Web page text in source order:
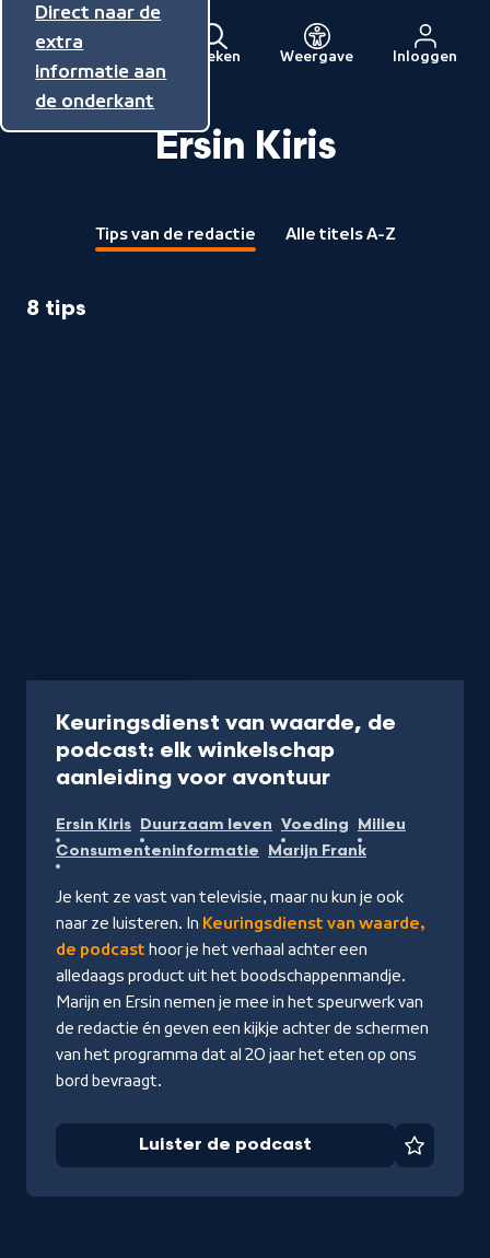
Direct naar de
inhoud
Direct naar de
hoofdnavigatie
Direct naar de
extra
informatie aan
de onderkant
Menu
Naar
de
beginpagina
Zoeken Weergave Inloggen
Ersin Kiris
Tips van de redactie Alle titels A-Z
8 tips
Keuringsdienst van waarde, de
podcast: elk winkelschap
aanleiding voor avontuur-
de
podcast
Ersin Kiris Duurzaam leven Voeding Milieu
Consumenteninformatie Marijn Frank
Je kent ze vast van televisie, maar nu kun je ook
naar ze luisteren. In Keuringsdienst van waarde,
de podcast hoor je het verhaal achter een
alledaags product uit het boodschappenmandje.
Marijn en Ersin nemen je mee in het speurwerk van
de redactie én geven een kijkje achter de schermen
van het programma dat al 20 jaar het eten op ons
bord bevraagt.
Luister de podcast